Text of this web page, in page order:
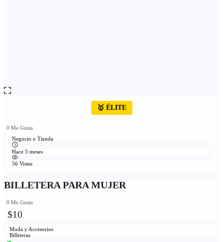
🥇 ÉLITE
0 Me Gusta
Negocio o Tienda
Hace 3 meses
56 Vistas
BILLETERA PARA MUJER
0 Me Gusta
$10
Moda y Accesorios
Billeteras